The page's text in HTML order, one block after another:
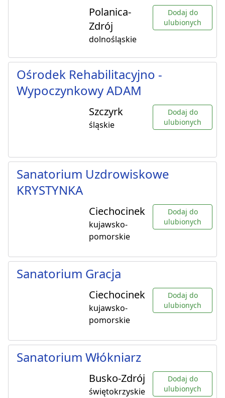
Polanica-
Zdrój
dolnośląskie
Dodaj do
ulubionych
Ośrodek Rehabilitacyjno -
Wypoczynkowy ADAM
Szczyrk
śląskie
Dodaj do
ulubionych
Sanatorium Uzdrowiskowe
KRYSTYNKA
Ciechocinek
kujawsko-
pomorskie
Dodaj do
ulubionych
Sanatorium Gracja
Ciechocinek
kujawsko-
pomorskie
Dodaj do
ulubionych
Sanatorium Włókniarz
Busko-Zdrój
świętokrzyskie
Dodaj do
ulubionych